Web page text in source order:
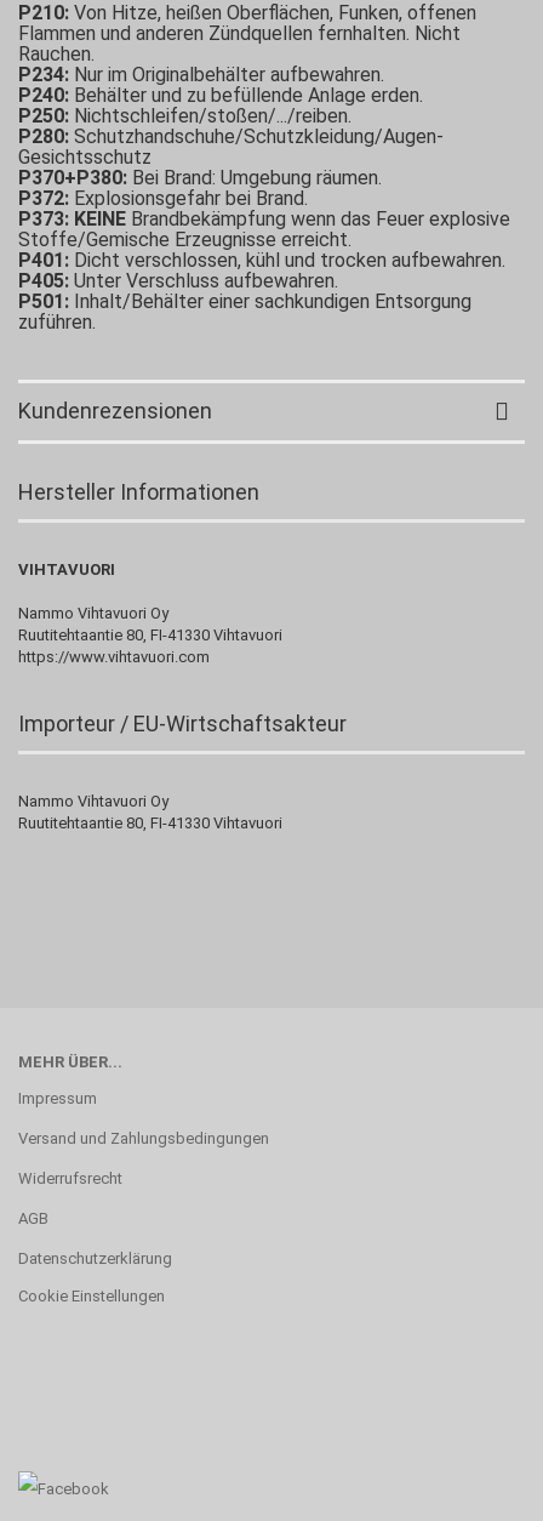
P210: Von Hitze, heißen Oberflächen, Funken, offenen
Flammen und anderen Zündquellen fernhalten. Nicht
Rauchen.
P234: Nur im Originalbehälter aufbewahren.
P240: Behälter und zu befüllende Anlage erden.
P250: Nichtschleifen/stoßen/.../reiben.
P280: Schutzhandschuhe/Schutzkleidung/Augen-
Gesichtsschutz
P370+P380: Bei Brand: Umgebung räumen.
P372: Explosionsgefahr bei Brand.
P373: KEINE Brandbekämpfung wenn das Feuer explosive
Stoffe/Gemische Erzeugnisse erreicht.
P401: Dicht verschlossen, kühl und trocken aufbewahren.
P405: Unter Verschluss aufbewahren.
P501: Inhalt/Behälter einer sachkundigen Entsorgung
zuführen.
Kundenrezensionen
Hersteller Informationen
VIHTAVUORI
Nammo Vihtavuori Oy
Ruutitehtaantie 80, FI-41330 Vihtavuori
https://www.vihtavuori.com
Importeur / EU-Wirtschaftsakteur
Nammo Vihtavuori Oy
Ruutitehtaantie 80, FI-41330 Vihtavuori
MEHR ÜBER...
Impressum
Versand und Zahlungsbedingungen
Widerrufsrecht
AGB
Datenschutzerklärung
Cookie Einstellungen